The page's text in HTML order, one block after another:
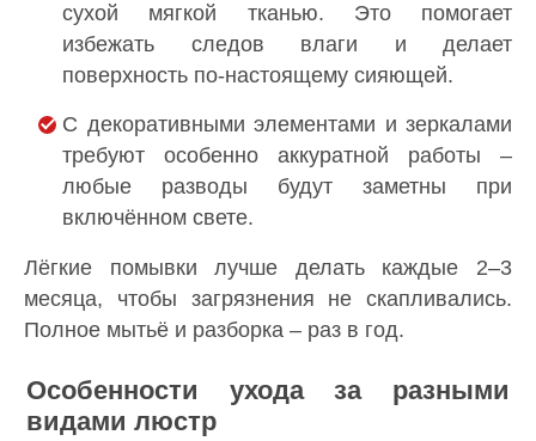
сухой мягкой тканью. Это помогает
избежать следов влаги и делает
поверхность по-настоящему сияющей.
С декоративными элементами и зеркалами
требуют особенно аккуратной работы –
любые разводы будут заметны при
включённом свете.
Лёгкие помывки лучше делать каждые 2–3
месяца, чтобы загрязнения не скапливались.
Полное мытьё и разборка – раз в год.
Особенности ухода за разными
видами люстр